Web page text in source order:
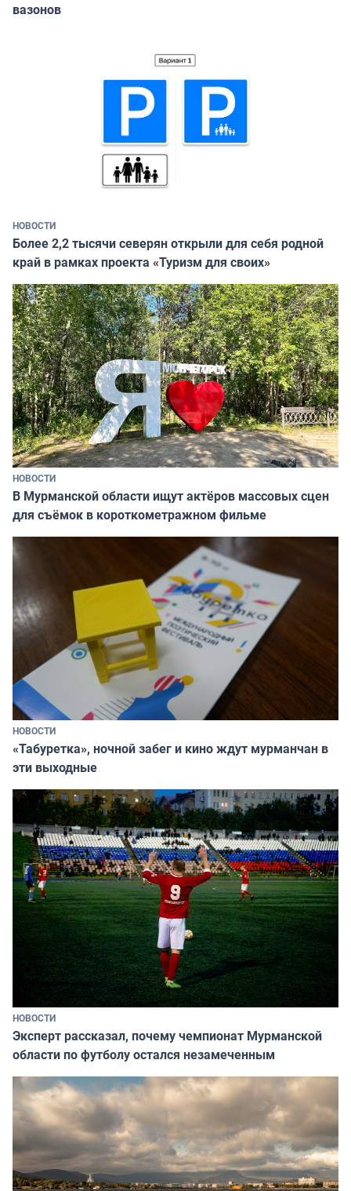
вазонов
НОВОСТИ
Более 2,2 тысячи северян открыли для себя родной
край в рамках проекта «Туризм для своих»
НОВОСТИ
В Мурманской области ищут актёров массовых сцен
для съёмок в короткометражном фильме
НОВОСТИ
«Табуретка», ночной забег и кино ждут мурманчан в
эти выходные
НОВОСТИ
Эксперт рассказал, почему чемпионат Мурманской
области по футболу остался незамеченным